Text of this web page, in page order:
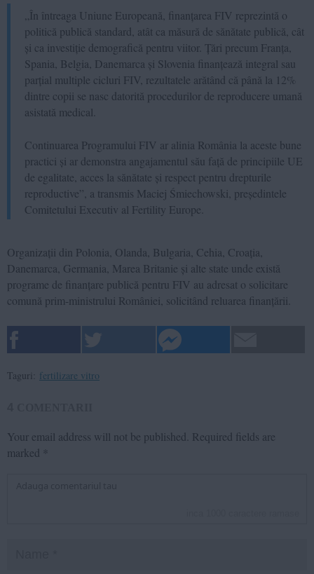
„În întreaga Uniune Europeană, finanțarea FIV reprezintă o
politică publică standard, atât ca măsură de sănătate publică, cât
și ca investiție demografică pentru viitor. Țări precum Franța,
Spania, Belgia, Danemarca și Slovenia finanțează integral sau
parțial multiple cicluri FIV, rezultatele arătând că până la 12%
dintre copii se nasc datorită procedurilor de reproducere umană
asistată medical.
Continuarea Programului FIV ar alinia România la aceste bune
practici și ar demonstra angajamentul său față de principiile UE
de egalitate, acces la sănătate și respect pentru drepturile
reproductive”, a transmis Maciej Śmiechowski, președintele
Comitetului Executiv al Fertility Europe.
Organizații din Polonia, Olanda, Bulgaria, Cehia, Croația,
Danemarca, Germania, Marea Britanie și alte state unde există
programe de finanțare publică pentru FIV au adresat o solicitare
comună prim-ministrului României, solicitând reluarea finanțării.
Taguri: fertilizare vitro
Your email address will not be published. Required fields are
marked *